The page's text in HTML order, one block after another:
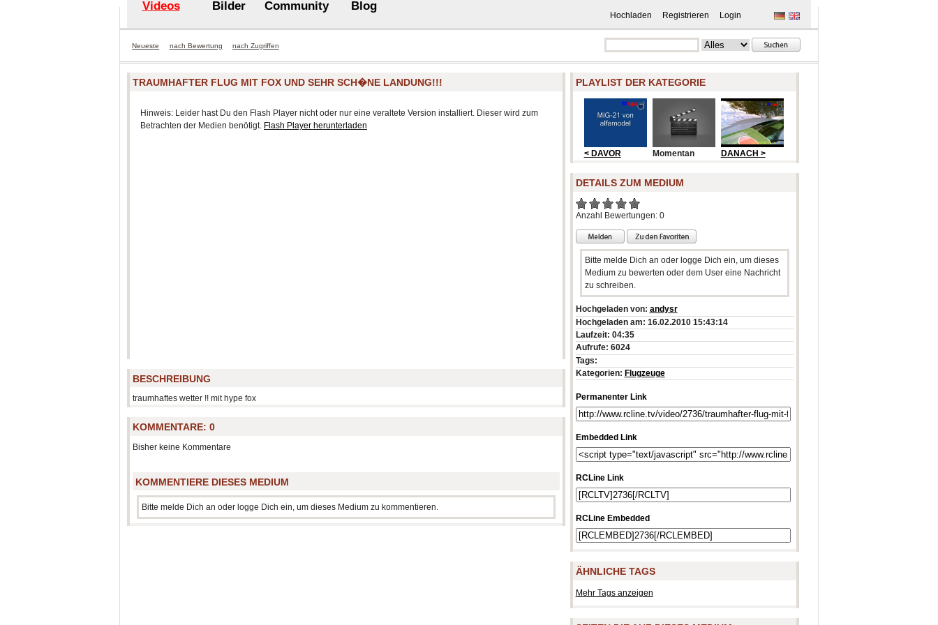
Hochladen Registrieren Login
Videos Bilder Community Blog
Neueste nach Bewertung nach Zugriffen
TRAUMHAFTER FLUG MIT FOX UND SEHR SCH�NE LANDUNG!!!
Hinweis: Leider hast Du den Flash Player nicht oder nur eine veraltete Version installiert. Dieser wird zum
Betrachten der Medien benötigt. Flash Player herunterladen
BESCHREIBUNG
traumhaftes wetter !! mit hype fox
KOMMENTARE:0
Bisher keine Kommentare
KOMMENTIERE DIESES MEDIUM
Bitte melde Dich an oder logge Dich ein, um dieses Medium zu kommentieren.
PLAYLIST DER KATEGORIE
< DAVOR Momentan DANACH >
DETAILS ZUM MEDIUM
Anzahl Bewertungen: 0
Bitte melde Dich an oder logge Dich ein, um dieses
Medium zu bewerten oder dem User eine Nachricht
zu schreiben.
Hochgeladen von: andysr
Hochgeladen am: 16.02.2010 15:43:14
Laufzeit: 04:35
Aufrufe: 6024
Tags:
Kategorien: Flugzeuge
Permanenter Link
Embedded Link
RCLine Link
RCLine Embedded
ÄHNLICHE TAGS
Mehr Tags anzeigen